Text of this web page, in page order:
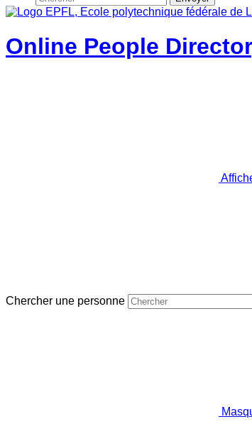
Online People
Chercher une personne